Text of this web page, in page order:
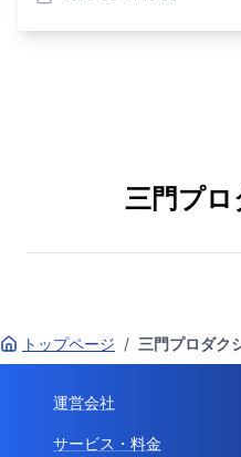
三門プ
トップページ / 三門プロダク
運営会社
サービス・料金